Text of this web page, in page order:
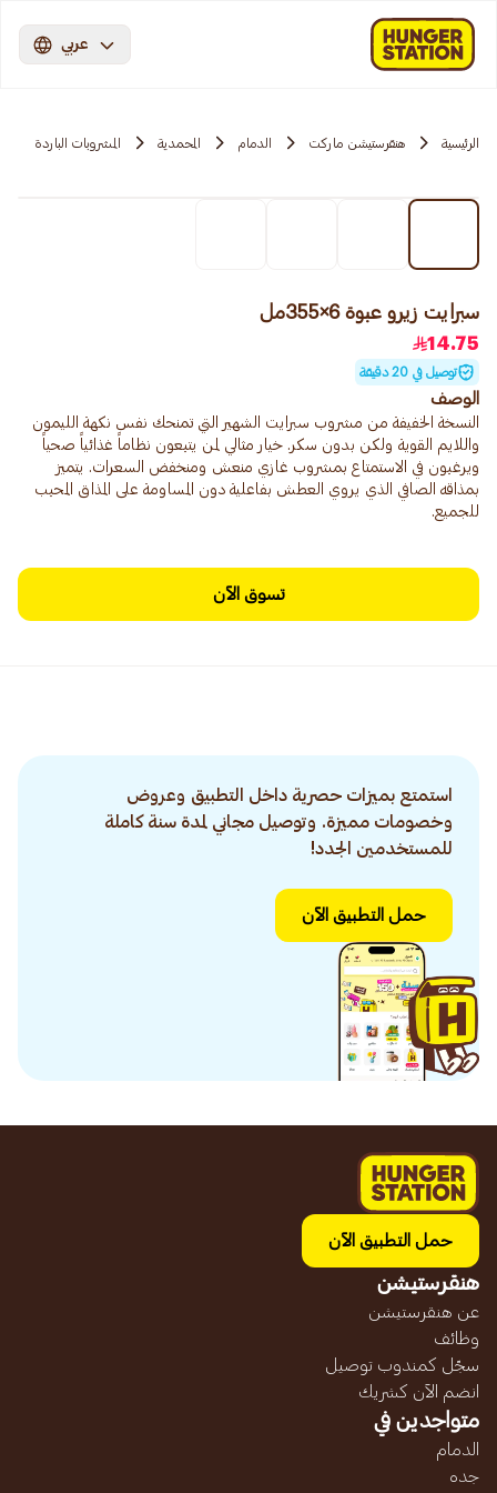
عربي
الرئيسية هنقرستيشن ماركت الدمام المحمدية المشروبات الباردة
سبرايت زيرو عبوة 6×355مل
14.75
توصيل في 20 دقيقة
الوصف
النسخة الخفيفة من مشروب سبرايت الشهير التي تمنحك نفس نكهة الليمون
واللايم القوية ولكن بدون سكر. خيار مثالي لمن يتبعون نظاماً غذائياً صحياً
ويرغبون في الاستمتاع بمشروب غازي منعش ومنخفض السعرات. يتميز
بمذاقه الصافي الذي يروي العطش بفاعلية دون المساومة على المذاق المحبب
للجميع.
تسوق الآن
استمتع بميزات حصرية داخل التطبيق وعروض
وخصومات مميزة. وتوصيل مجاني لمدة سنة كاملة
للمستخدمين الجدد!
حمل التطبيق الآن
حمل التطبيق الآن
هنقرستيشن
عن هنقرستيشن
وظائف
سجّل كمندوب توصيل
انضم الآن كشريك
متواجدين في
الدمام
جده